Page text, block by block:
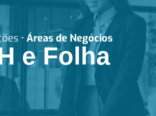
• Áreas de Negócios
e Folha